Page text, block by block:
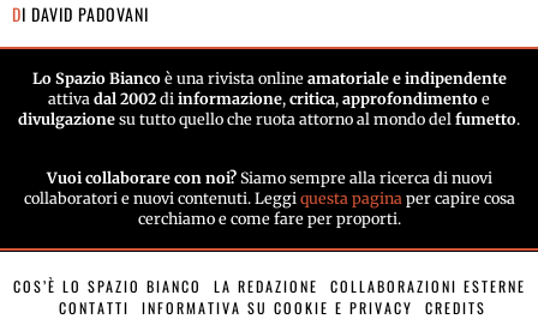
DI DAVID PADOVANI
Lo Spazio Biancoè una rivista online amatoriale e indipendente
attiva dal 2002 di informazione, critica, approfondimento e
divulgazione su tutto quello che ruota attorno al mondo del fumetto.
Vuoi collaborare con noi? Siamo sempre alla ricerca di nuovi
collaboratori e nuovi contenuti. Leggi questa paginaper capire cosa
cerchiamo e come fare per proporti.
COS’È LO SPAZIO BIANCO LA REDAZIONE
COLLABORAZIONI ESTERNE
CONTATTI
INFORMATIVA SU COOKIE E PRIVACY CREDITS